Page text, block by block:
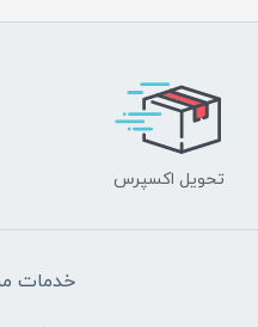
تحویل اکسپرس
خدمات